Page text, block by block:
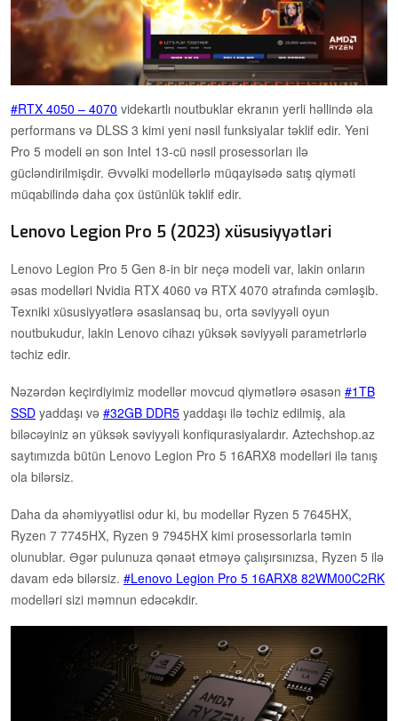
RTX 4050 – 4070 videkartlı noutbuklar ekranın yerli həllində əla
performans və DLSS 3 kimi yeni nəsil funksiyalar təklif edir. Yeni
Pro 5 modeli ən son Intel 13-cü nəsil prosessorları ilə
gücləndirilmişdir. Əvvəlki modellərlə müqayisədə satış qiyməti
müqabilində daha çox üstünlük təklif edir.
Lenovo Legion Pro 5 (2023) xüsusiyyətləri
Lenovo Legion Pro 5 Gen 8-in bir neçə modeli var, lakin onların
əsas modelləri Nvidia RTX 4060 və RTX 4070 ətrafında cəmləşib.
Texniki xüsusiyyətlərə əsaslansaq bu, orta səviyyəli oyun
noutbukudur, lakin Lenovo cihazı yüksək səviyyəli parametrlərlə
təchiz edir.
Nəzərdən keçirdiyimiz modellər movcud qiymətlərə əsasən
1TB
SSD yaddaşı və 32GB DDR5 yaddaşı ilə təchiz edilmiş, ala
biləcəyiniz ən yüksək səviyyəli konfiqurasiyalardır. Aztechshop.az
saytımızda bütün Lenovo Legion Pro 5 16ARX8 modelləri ilə tanış
ola bilərsiz.
Daha da əhəmiyyətlisi odur ki, bu modellər Ryzen 5 7645HX,
Ryzen 7 7745HX, Ryzen 9 7945HX kimi prosessorlarla təmin
olunublar. Əgər pulunuza qənaət etməyə çalışırsınızsa, Ryzen 5 ilə
davam edə bilərsiz.
Lenovo Legion Pro 5 16ARX8 82WM00C2RK
modelləri sizi məmnun edəcəkdir.